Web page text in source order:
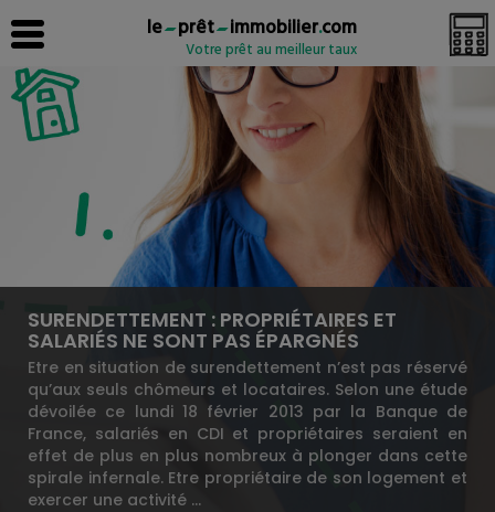
le prêt immobilier.com
Votre prêt au meilleur taux
SURENDETTEMENT : PROPRIÉTAIRES ET
SALARIÉS NE SONT PAS ÉPARGNÉS
Etre en situation de surendettement n’est pas réservé
qu’aux seuls chômeurs et locataires. Selon une étude
dévoilée ce lundi 18 février 2013 par la Banque de
France, salariés en CDI et propriétaires seraient en
effet de plus en plus nombreux à plonger dans cette
spirale infernale. Etre propriétaire de son logement et
exercer une activité …